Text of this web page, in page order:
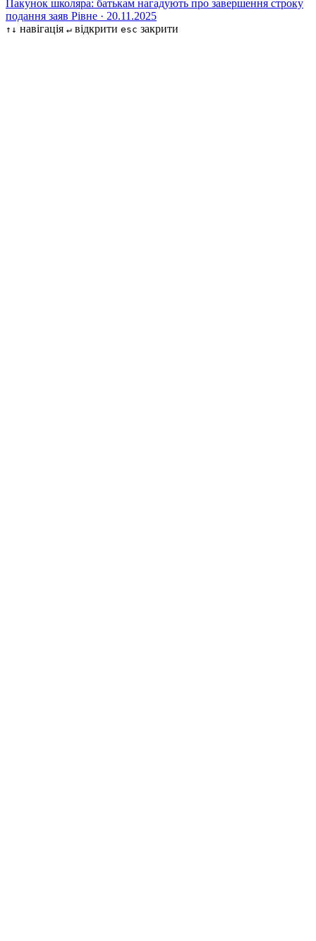
Пакунок школяра: батькам нагадують про завершення строку
подання заяв Рівне · 20.11.2025
↑↓ навігація ↵ відкрити esc закрити